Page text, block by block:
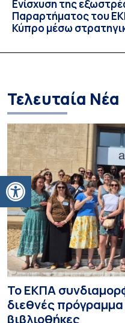
Ανοίξτε τη γραμμή εργαλείων
Ενίσχυση της
Παραρτήματος του
Κύπρο μέσω
Τελευταία Νέα
Το ΕΚΠΑ
διεθνές
βιβλιοθήκες